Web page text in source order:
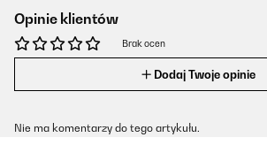
Opinie klientów
Brak ocen
Dodaj Twoje opinie
Nie ma komentarzy do tego artykułu.